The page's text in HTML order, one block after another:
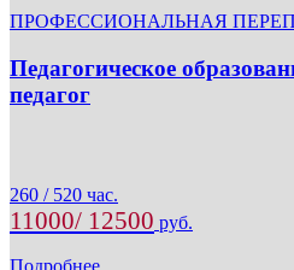
ПРОФЕССИОНАЛЬНАЯ
Педагогическое
педагог
260 / 520 час.
11000/ 12500 руб.
Подробнее